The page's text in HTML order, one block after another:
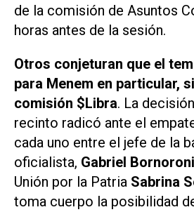
de la comisión de Asuntos
horas antes de la sesión.
Otros conjeturan que el
para Menem en particular,
comisión $Libra. La
recinto radicó ante el
cada uno entre el jefe de la
oficialista, Gabriel
Unión por la Patria Sabrina
toma cuerpo la posibilidad